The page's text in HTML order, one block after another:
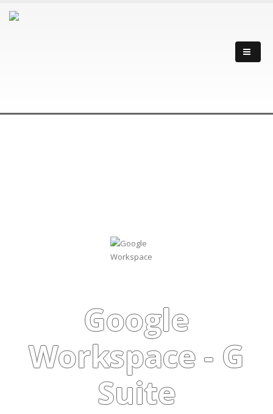
Google
Workspace - G
Suite